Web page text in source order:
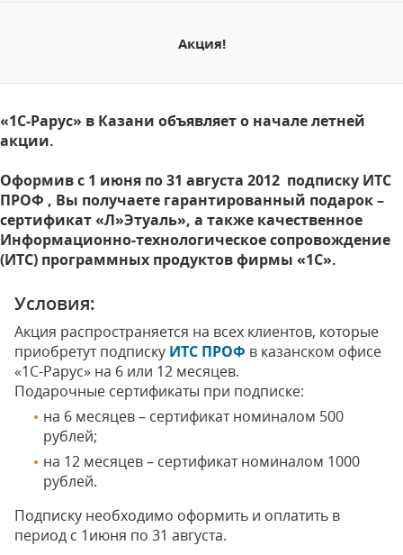
Акция!
«1С-Рарус» в Казани объявляет о начале летней
акции.
Оформив с 1 июня по 31 августа 2012 подписку ИТС
ПРОФ , Вы получаете гарантированный подарок –
сертификат «Л»Этуаль», а также качественное
Информационно-технологическое сопровождение
(ИТС) программных продуктов фирмы «1С».
Условия:
Акция распространяется на всех клиентов, которые
приобретут подписку ИТС ПРОФ в казанском офисе
«1С-Рарус» на 6 или 12 месяцев.
Подарочные сертификаты при подписке:
на 6 месяцев – сертификат номиналом 500
рублей;
на 12 месяцев – сертификат номиналом 1000
рублей.
Подписку необходимо оформить и оплатить в
период с 1июня по 31 августа.